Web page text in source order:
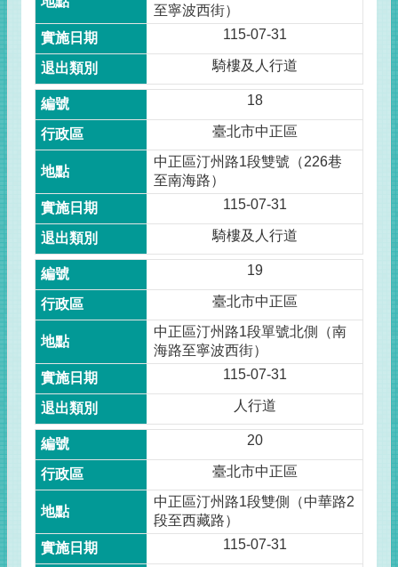
至寧波西街）
115-07-31
騎樓及人行道
18
臺北市中正區
中正區汀州路1段雙號（226巷
至南海路）
115-07-31
騎樓及人行道
19
臺北市中正區
中正區汀州路1段單號北側（南
海路至寧波西街）
115-07-31
人行道
20
臺北市中正區
中正區汀州路1段雙側（中華路2
段至西藏路）
115-07-31